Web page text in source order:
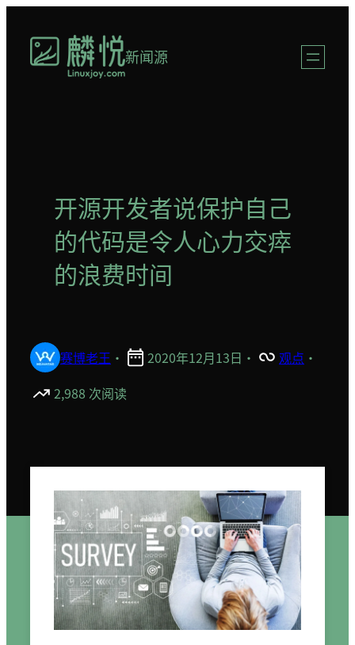
新闻源
开源开发者说保护自己
的代码是令人心力交瘁
的浪费时间
赛博老王 · 2020年12月13日 · 观点 ·
2,988 次阅读